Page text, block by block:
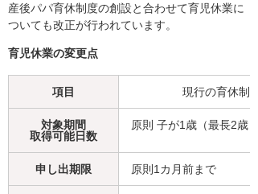
産後パパ育休制度の創設と合わせて育児休業に
ついても改正が行われています。
育児休業の変更点
項目 現行の育休制度
対象期間
取得可能日数
原則 子が1歳（最長2歳）
申し出期限 原則1カ月前まで